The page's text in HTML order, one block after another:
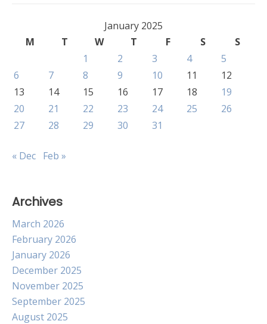
January 2025
M
T W T F S
S
1
2 3 4
5
6
7 8 9 10 11
12
13
14 15 16 17 18
19
20
21 22 23 24 25
26
27
28 29 30 31
« Dec Feb »
Archives
March 2026
February 2026
January 2026
December 2025
November 2025
September 2025
August 2025